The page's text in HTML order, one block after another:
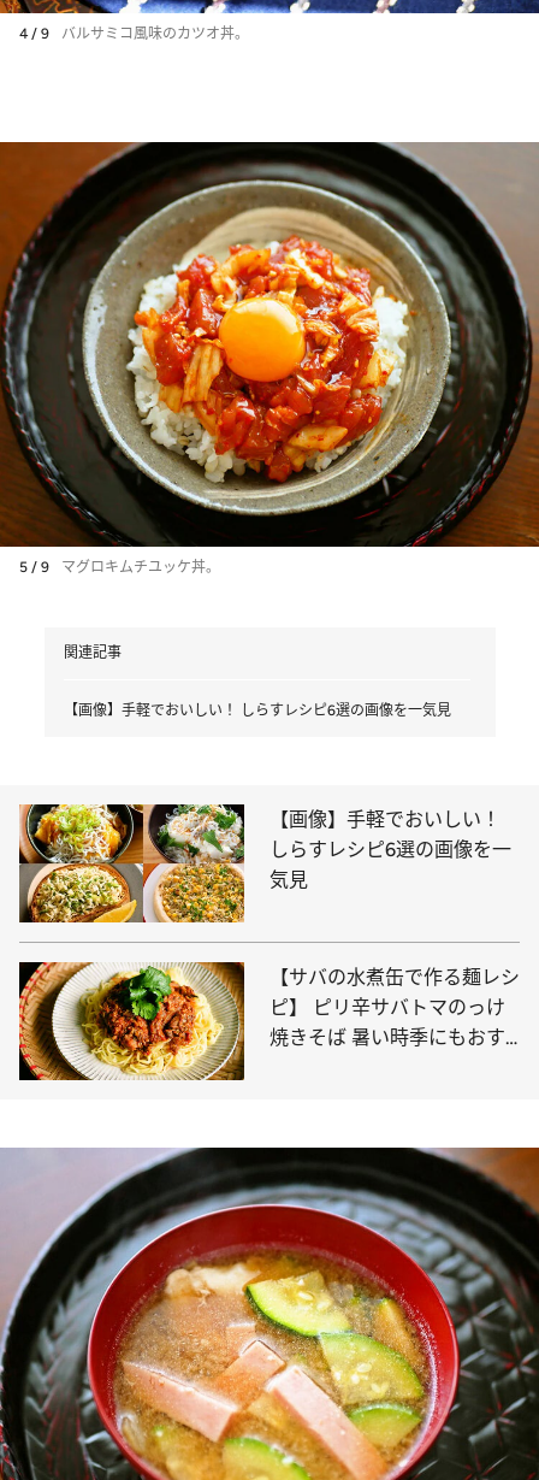
4 / 9 バルサミコ風味のカツオ丼。
5 / 9 マグロキムチユッケ丼。
関連記事
【画像】手軽でおいしい！ しらすレシピ6選の画像を一気見
【画像】手軽でおいしい！
しらすレシピ6選の画像を一
気見
【サバの水煮缶で作る麺レシ
ピ】 ピリ辛サバトマのっけ
焼きそば 暑い時季にもおす